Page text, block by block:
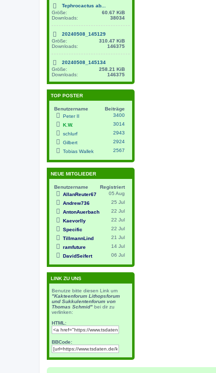
Tephrocactus ab...
Größe:
60.67 KiB
Downloads:
38034
20240508_145129
Größe:
310.47 KiB
Downloads:
146375
20240508_145134
Größe:
258.21 KiB
Downloads:
146375
TOP POSTER
Benutzername
Beiträge
Peter II
3400
K.W.
3014
schlurf
2943
Gilbert
2924
Tobias Wallek
2567
NEUE MITGLIEDER
Benutzername
Registriert
AllanReuter67
05 Aug
Andrew736
25 Jul
AntonAuerbach
22 Jul
Kaevorlly
22 Jul
Specific
22 Jul
TillmannLind
21 Jul
ramfuture
14 Jul
DavidSeifert
06 Jul
LINK ZU UNS
Benutze bitte diesen Link um
"Kakteenforum Lithopsforum
und Sukkulentenforum von
Thomas Schmid" bei dir zu
verlinken:
HTML:
BBCode: